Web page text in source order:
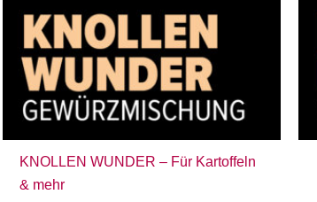
KNOLLEN WUNDER – Für Kartoffeln
& mehr